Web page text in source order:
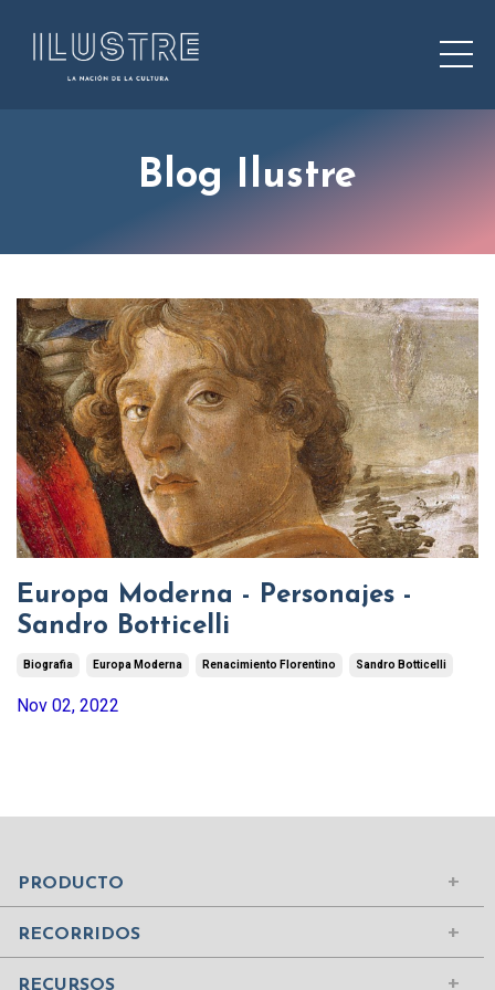
Blog Ilustre
Europa Moderna - Personajes -
Sandro Botticelli
Biografia Europa Moderna Renacimiento Florentino Sandro Botticelli
Nov 02, 2022
PRODUCTO
Iniciar sesión
Comprar suscripción
Contenidos
RECORRIDOS
Mundo Islámico
Civilizaciones de la Antigüedad
Ciudades del Mundo
Edad Media
RECURSOS
¿Quiénes somos?